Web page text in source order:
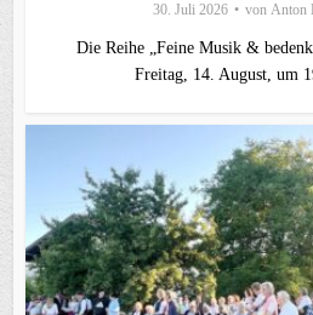
30. Juli 2026 von Anton
Die Reihe „Feine Musik &
Freitag, 14. August, um